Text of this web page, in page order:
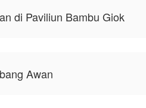
di Paviliun Bambu Giok
Awan